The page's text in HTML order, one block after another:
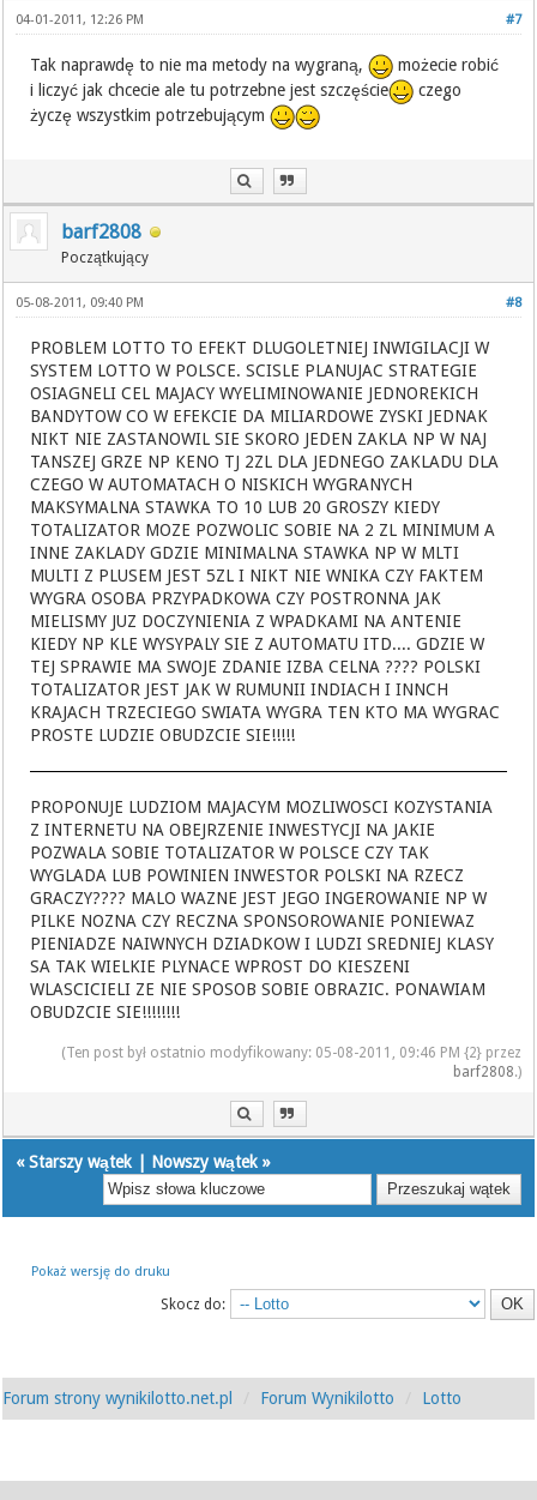
#7
04-01-2011, 12:26 PM
Tak naprawdę to nie ma metody na wygraną,
możecie robić
i liczyć jak chcecie ale tu potrzebne jest szczęście
czego
życzę wszystkim potrzebującym
barf2808
Początkujący
#8
05-08-2011, 09:40 PM
PROBLEM LOTTO TO EFEKT DLUGOLETNIEJ INWIGILACJI W
SYSTEM LOTTO W POLSCE. SCISLE PLANUJAC STRATEGIE
OSIAGNELI CEL MAJACY WYELIMINOWANIE JEDNOREKICH
BANDYTOW CO W EFEKCIE DA MILIARDOWE ZYSKI JEDNAK
NIKT NIE ZASTANOWIL SIE SKORO JEDEN ZAKLA NP W NAJ
TANSZEJ GRZE NP KENO TJ 2ZL DLA JEDNEGO ZAKLADU DLA
CZEGO W AUTOMATACH O NISKICH WYGRANYCH
MAKSYMALNA STAWKA TO 10 LUB 20 GROSZY KIEDY
TOTALIZATOR MOZE POZWOLIC SOBIE NA 2 ZL MINIMUM A
INNE ZAKLADY GDZIE MINIMALNA STAWKA NP W MLTI
MULTI Z PLUSEM JEST 5ZL I NIKT NIE WNIKA CZY FAKTEM
WYGRA OSOBA PRZYPADKOWA CZY POSTRONNA JAK
MIELISMY JUZ DOCZYNIENIA Z WPADKAMI NA ANTENIE
KIEDY NP KLE WYSYPALY SIE Z AUTOMATU ITD.... GDZIE W
TEJ SPRAWIE MA SWOJE ZDANIE IZBA CELNA ???? POLSKI
TOTALIZATOR JEST JAK W RUMUNII INDIACH I INNCH
KRAJACH TRZECIEGO SWIATA WYGRA TEN KTO MA WYGRAC
PROSTE LUDZIE OBUDZCIE SIE!!!!!
PROPONUJE LUDZIOM MAJACYM MOZLIWOSCI KOZYSTANIA
Z INTERNETU NA OBEJRZENIE INWESTYCJI NA JAKIE
POZWALA SOBIE TOTALIZATOR W POLSCE CZY TAK
WYGLADA LUB POWINIEN INWESTOR POLSKI NA RZECZ
GRACZY???? MALO WAZNE JEST JEGO INGEROWANIE NP W
PILKE NOZNA CZY RECZNA SPONSOROWANIE PONIEWAZ
PIENIADZE NAIWNYCH DZIADKOW I LUDZI SREDNIEJ KLASY
SA TAK WIELKIE PLYNACE WPROST DO KIESZENI
WLASCICIELI ZE NIE SPOSOB SOBIE OBRAZIC. PONAWIAM
OBUDZCIE SIE!!!!!!!!
(Ten post był ostatnio modyfikowany: 05-08-2011, 09:46 PM {2} przez
barf2808.)
«Starszy wątek Nowszy wątek »
Pokaż wersję do druku
Skocz do:
Forum strony wynikilotto.net.pl Forum Wynikilotto Lotto